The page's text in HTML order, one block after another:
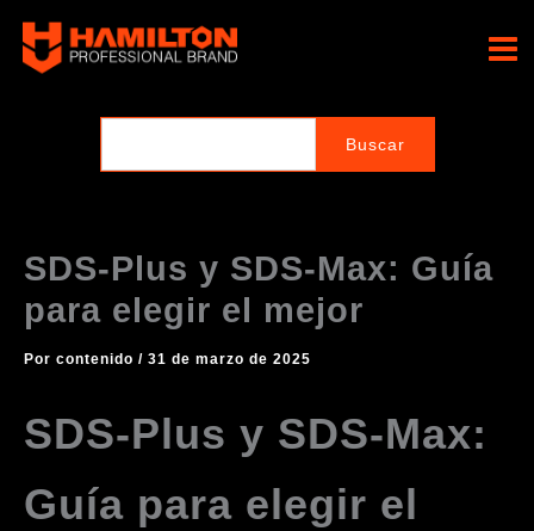
contenido
SDS-Plus y SDS-Max: Guía
para elegir el mejor
Por contenido / 31 de marzo de 2025
SDS-Plus y SDS-Max:
Guía para elegir el